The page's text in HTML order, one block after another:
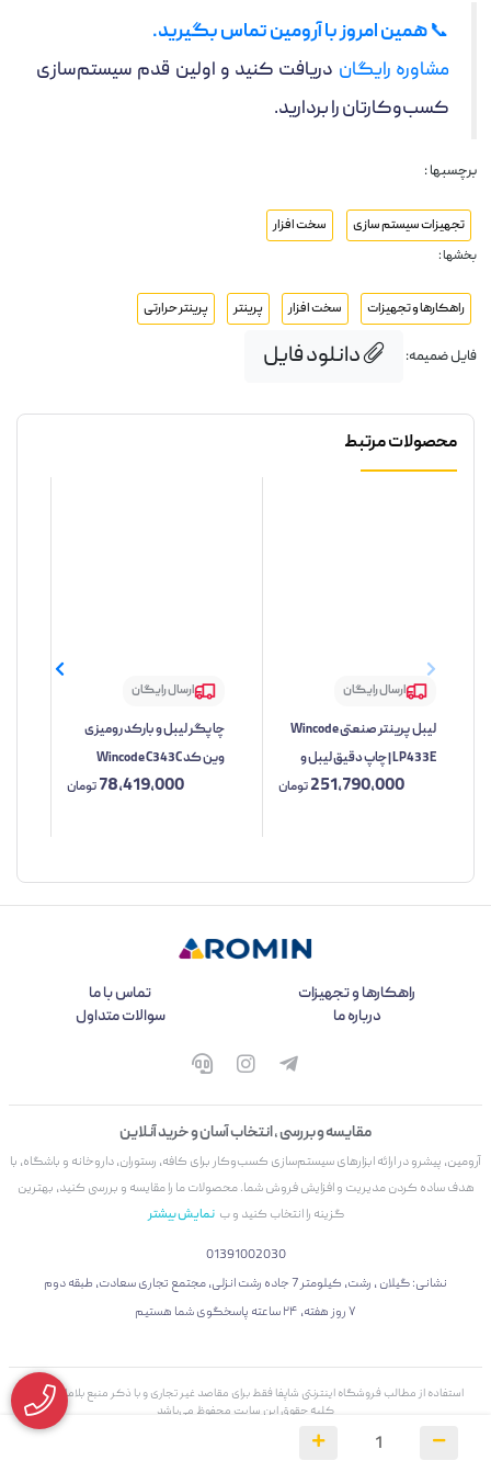
📞همین امروز با آرومین تماس بگیرید.
مشاوره رایگان دریافت کنید و اولین قدم سیستم‌سازی
کسب‌وکارتان را بردارید.
برچسبها :
تجهیزات سیستم سازی
سخت افزار
بخشها :
راهکارها و تجهیزات سخت افزار پرینتر پرینتر حرارتی
فایل ضمیمه: دانلود فایل
محصولات مرتبط
ارسال رایگان
لیبل پرینتر صنعتی Wincode
LP433E | چاپ دقیق لیبل و
بارکد با وضوح 600dpi
251,790,000تومان
ارسال رایگان
چاپگر لیبل و بارکد رومیزی
وین کد Wincode C343C
78,419,000تومان
راهکارها و تجهیزات
تماس با ما
درباره ما
سوالات متداول
مقایسه و بررسی ، انتخاب آسان و خرید آنلاین
آرومین، پیشرو در ارائه ابزارهای سیستم‌سازی کسب‌وکار برای کافه، رستوران، داروخانه و باشگاه، با
هدف ساده کردن مدیریت و افزایش فروش شما. محصولات ما را مقایسه و بررسی کنید، بهترین
گزینه را انتخاب کنید و ب نمایش بیشتر
01391002030
نشانی: گیلان ، رشت، کیلومتر 7 جاده رشت انزلی، مجتمع تجاری سعادت، طبقه دوم
۷ روز هفته، ۲۴ ساعته پاسخگوی شما هستیم
استفاده از مطالب فروشگاه اینترنتی شاپفا فقط برای مقاصد غیر تجاری و با ذکر منبع بلامانع است.
کليه حقوق اين سايت محفوظ می‌باشد